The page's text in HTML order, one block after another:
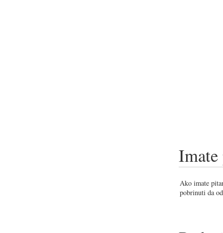
Imate
Ako imate
pobrinuti da